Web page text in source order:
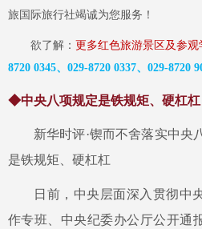
旅国际旅行社竭诚为您服务！
欲了解： 更多红色旅游景区及参观
8720 0345、029-8720 0337、029-8720
◆中央八项规定是铁规矩、硬杠杠
新华时评·锲而不舍落实中央
是铁规矩、硬杠杠
日前，中央层面深入贯彻中
作专班、中央纪委办公厅公开通